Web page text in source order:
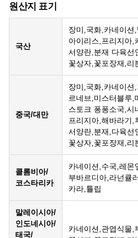
원산지 표기
국산
장미,국화,카네이션
아이리스,프리지아,
서양란,분재 다육선
꽃상자,꽃포장재,리
중국/대만
장미,국화,카네이션
르네브,미스터블루,
스토크 퐁퐁소국,시
프리지아,해바라기,
서양란,분재,다육선
꽃상자,꽃포장재,리
콜롬비아/
코스타리카
카네이션,수국,레몬
부바르디아,라넌큘
카라,튤립
말레이시아/
인도네시아/
태국/
카네이션,관엽식물,